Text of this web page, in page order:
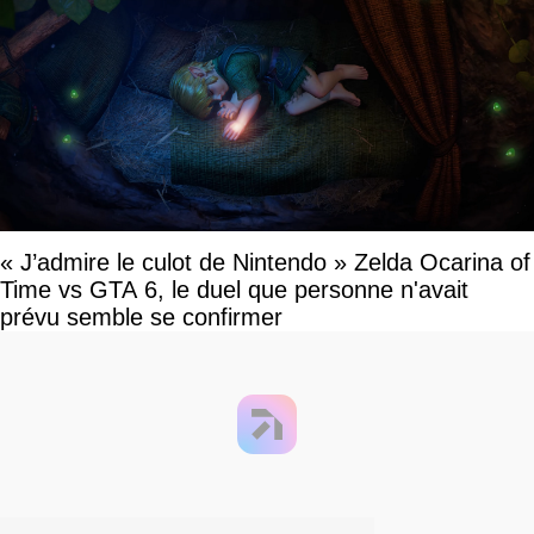
« J’admire le culot de Nintendo » Zelda Ocarina of
Time vs GTA 6, le duel que personne n'avait
prévu semble se confirmer